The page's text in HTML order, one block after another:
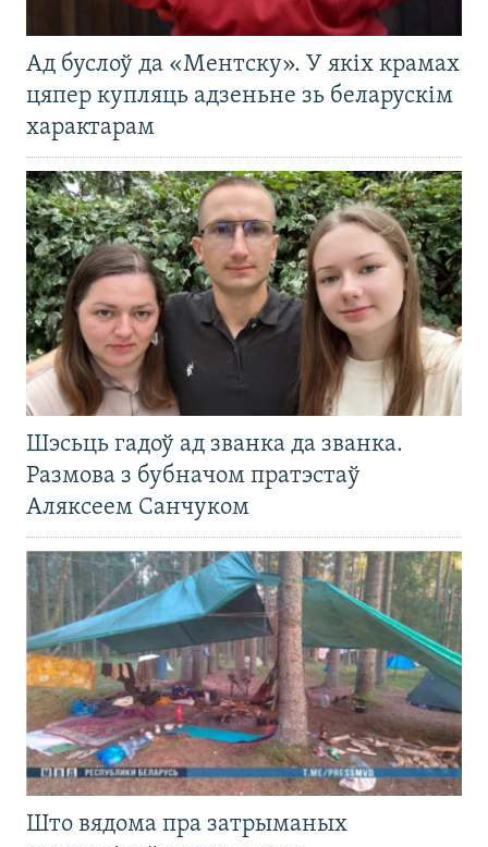
Ад буслоў да «Ментску». У якіх крамах
цяпер купляць адзеньне зь беларускім
характарам
Шэсьць гадоў ад званка да званка.
Размова з бубначом пратэстаў
Аляксеем Санчуком
Што вядома пра затрыманых